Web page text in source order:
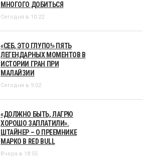
МНОГОГО ДОБИТЬСЯ
Сегодня в 10:22
«СЕБ, ЭТО ГЛУПО!» ПЯТЬ
ЛЕГЕНДАРНЫХ МОМЕНТОВ В
ИСТОРИИ ГРАН ПРИ
МАЛАЙЗИИ
Сегодня в 9:02
«ДОЛЖНО БЫТЬ, ЛАГРЮ
ХОРОШО ЗАПЛАТИЛИ».
ШТАЙНЕР – О ПРЕЕМНИКЕ
МАРКО В RED BULL
Вчера в 18:55